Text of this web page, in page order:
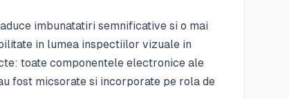
imbunatatiri semnificative si o mai
in lumea inspectiilor vizuale in
toate componentele electronice ale
fost micsorate si incorporate pe rola de